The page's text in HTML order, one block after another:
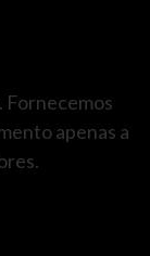
Fornecemos
apenas a